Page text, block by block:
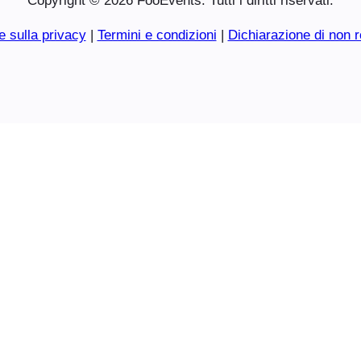
sulla privacy| Termini e condizioni | Dichiarazione di non